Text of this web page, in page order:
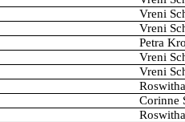
Vreni
Vreni
Petra
Vreni
Vreni
Corinne